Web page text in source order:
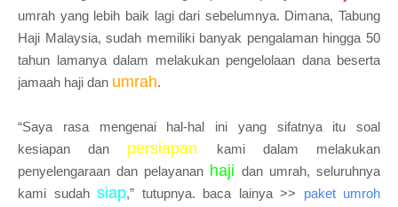
umrah yang lebih baik lagi dari sebelumnya. Dimana, Tabung
Haji Malaysia, sudah memiliki banyak pengalaman hingga 50
tahun lamanya dalam melakukan pengelolaan dana beserta
jamaah haji dan umrah.
“Saya rasa mengenai hal-hal ini yang sifatnya itu soal
kesiapan dan persiapan
kami dalam melakukan
penyelengaraan dan pelayanan haji dan umrah, seluruhnya
kami sudah siap,” tutupnya. baca lainya >> paket umroh